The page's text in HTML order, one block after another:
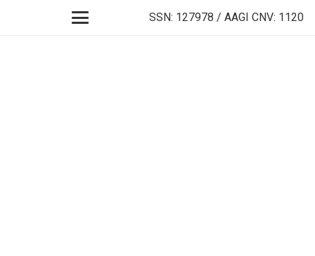
SSN: 127978 / AAGI CNV: 1120